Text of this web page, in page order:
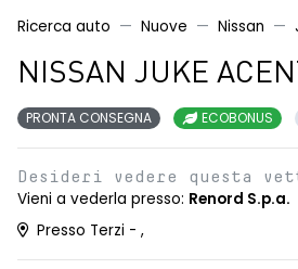
Ricerca auto Nuove Nissan
NISSAN JUKE
PRONTA CONSEGNA ECOBONUS
Desideri vedere questa
Vieni a vederla presso: Renord S.p.a.
Presso Terzi - ,